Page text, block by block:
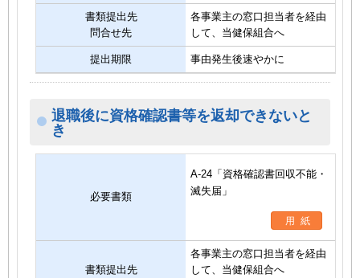
書類提出先
問合せ先
各事業主の窓口担当者を経由
して、当健保組合へ
提出期限 事由発生後速やかに
退職後に資格確認書等を返却できないと
き
必要書類
A-24「資格確認書回収不能・
滅失届」
用紙
書類提出先
各事業主の窓口担当者を経由
して、当健保組合へ